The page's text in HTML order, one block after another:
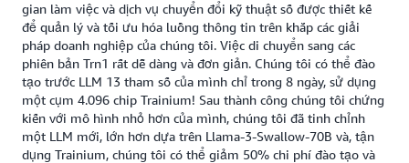
gian làm việc và dịch vụ chuyển đổi kỹ thuật số được thiết kế
để quản lý và tối ưu hóa luồng thông tin trên khắp các giải
pháp doanh nghiệp của chúng tôi. Việc di chuyển sang các
phiên bản Trn1 rất dễ dàng và đơn giản. Chúng tôi có thể đào
tạo trước LLM 13 tham số của mình chỉ trong 8 ngày, sử dụng
một cụm 4.096 chip Trainium! Sau thành công chúng tôi chứng
kiến với mô hình nhỏ hơn của mình, chúng tôi đã tinh chỉnh
một LLM mới, lớn hơn dựa trên Llama-3-Swallow-70B và, tận
dụng Trainium, chúng tôi có thể giảm 50% chi phí đào tạo và